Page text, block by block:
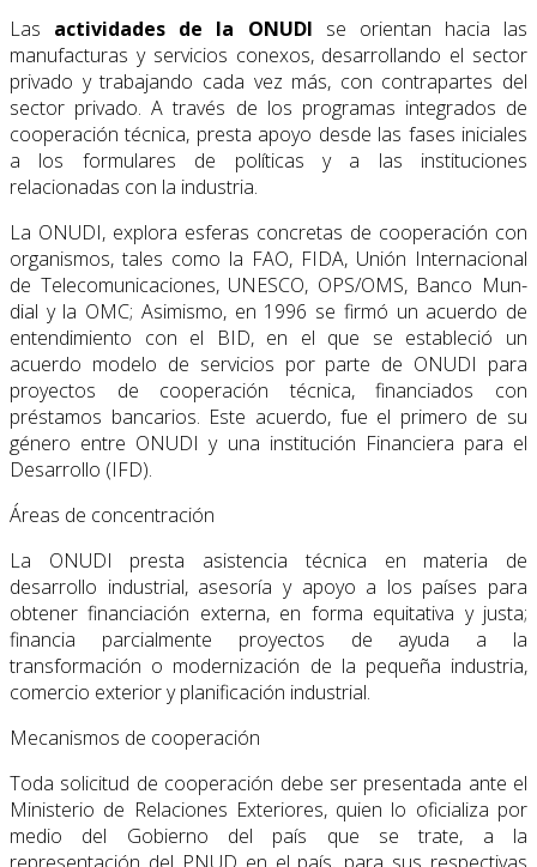
Las actividades de la ONUDI se orientan hacia las
manufacturas y servicios conexos, desarrollando el sector
privado y trabajando cada vez más, con contrapartes del
sector privado. A través de los programas integrados de
cooperación técnica, presta apoyo des­de las fases iniciales
a los formulares de políticas y a las instituciones
relacionadas con la industria.
La ONUDI, explora esferas concretas de cooperación con
organismos, tales como la FAO, FIDA, Unión Internacional
de Telecomunicaciones, UNESCO, OPS/OMS, Banco Mun­
dial y la OMC; Asimismo, en 1996 se firmó un acuerdo de
entendimiento con el BID, en el que se estableció un
acuerdo modelo de servicios por parte de ONUDI para
proyectos de cooperación técnica, financiados con
préstamos bancarios. Este acuerdo, fue el primero de su
género entre ONUDI y una institución Financiera para el
Desarrollo (IFD).
Áreas de concentración
La ONUDI presta asistencia técnica en materia de
desarrollo industrial, asesoría y apoyo a los países para
obtener financiación externa, en forma equitativa y justa;
financia par­cialmente proyectos de ayuda a la
transformación o modernización de la pequeña indus­tria,
comercio exterior y planificación industrial.
Mecanismos de cooperación
Toda solicitud de cooperación debe ser presentada ante el
Ministerio de Relaciones Exte­riores, quien lo oficializa por
medio del Gobierno del país que se trate, a la